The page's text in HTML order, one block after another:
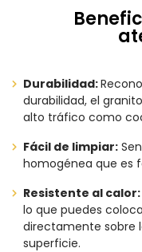
Durabilidad:
durabilidad, el
alto tráfico como
Fácil de limpiar:
homogénea que es
Resistente al calor:
lo que puedes
directamente sobre
superficie.